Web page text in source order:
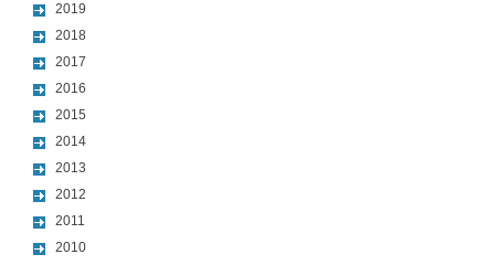
2019
2018
2017
2016
2015
2014
2013
2012
2011
2010